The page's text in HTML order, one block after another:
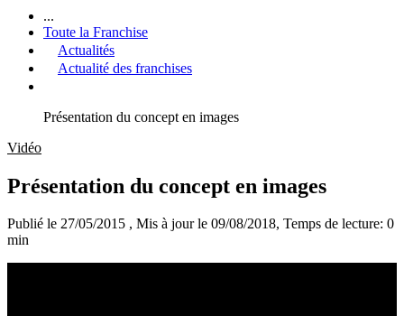
...
Toute la Franchise
Actualités
Actualité des franchises
Présentation du concept en images
Vidéo
Présentation du concept en images
Publié le 27/05/2015 , Mis à jour le 09/08/2018, Temps de lecture: 0
min